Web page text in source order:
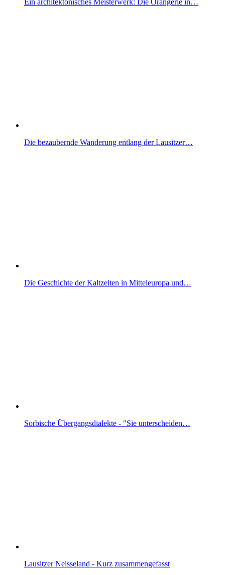
Die bezaubernde Wanderung entlang der Lausitzer…
Die Geschichte der Kaltzeiten in Mitteleuropa und…
Sorbische Übergangsdialekte - "Sie unterscheiden…
Lausitzer Neisseland - Kurz zusammengefasst